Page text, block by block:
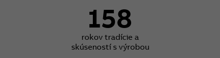
158
rokov tradície a
skúseností s výrobou